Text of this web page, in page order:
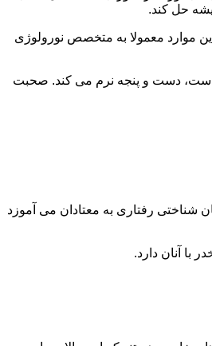
حل کند.
این موارد معمولا به متخصص نورولوژی
است، دست و پنجه نرم می کند. صحبت
رفتاری به معتادان می آموزد
آنان دارد.